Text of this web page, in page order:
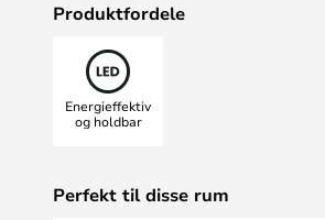
Produktfordele
Energieffektiv
og holdbar
Perfekt til disse rum